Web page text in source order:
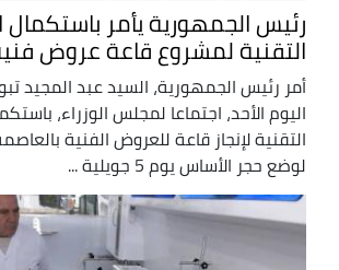
رئيس الجمهورية يأمر باستكمال
التقنية لمشروع قاعة عروض
أمر رئيس الجمهورية، السيد عبد المجيد
اليوم الأحد، اجتماعا لمجلس الوزراء،
التقنية لإنجاز قاعة للعروض الفنية
لوضع حجر الأساس يوم 5 جويلية ...